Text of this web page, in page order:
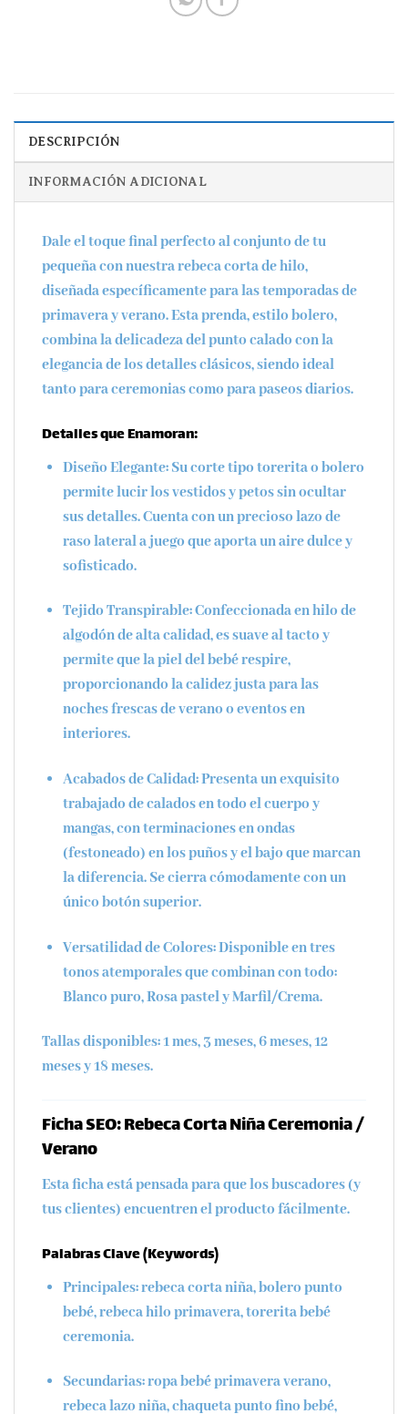
DESCRIPCIÓN
INFORMACIÓN ADICIONAL
Dale el toque final perfecto al conjunto de tu
pequeña con nuestrarebeca corta de hilo,
diseñada específicamente para las temporadas de
primavera y verano. Esta prenda, estilo bolero,
combina la delicadeza del punto calado con la
elegancia de los detalles clásicos, siendo ideal
tanto para ceremonias como para paseos diarios.
Detalles que Enamoran:
Diseño Elegante:Su corte tipo torerita o bolero
permite lucir los vestidos y petos sin ocultar
sus detalles. Cuenta con un preciosolazo de
rasolateral a juego que aporta un aire dulce y
sofisticado.
Tejido Transpirable:Confeccionada en hilo de
algodón de alta calidad, es suave al tacto y
permite que la piel del bebé respire,
proporcionando la calidez justa para las
noches frescas de verano o eventos en
interiores.
Acabados de Calidad:Presenta un exquisito
trabajado de caladosen todo el cuerpo y
mangas, con terminaciones en ondas
(festoneado) en los puños y el bajo que marcan
la diferencia. Se cierra cómodamente con un
único botón superior.
Versatilidad de Colores:Disponible en tres
tonos atemporales que combinan con todo:
Blanco puro, Rosa pastel y Marfil/Crema.
Tallas disponibles:1 mes, 3 meses, 6 meses, 12
meses y 18 meses.
Ficha SEO: Rebeca Corta Niña Ceremonia /
Verano
Esta ficha está pensada para que los buscadores (y
tus clientes) encuentren el producto fácilmente.
Palabras Clave (Keywords)
Principales:rebeca corta niña, bolero punto
bebé, rebeca hilo primavera, torerita bebé
ceremonia.
Secundarias:ropa bebé primavera verano,
rebeca lazo niña, chaqueta punto fino bebé,